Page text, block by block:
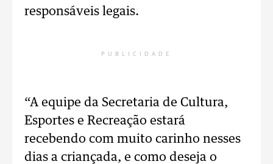
responsáveis legais.
PUBLICIDADE
“A equipe da Secretaria de Cultura,
Esportes e Recreação estará
recebendo com muito carinho nesses
dias a criançada, e como deseja o